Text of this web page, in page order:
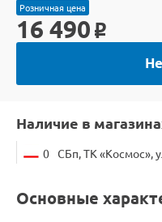
Розничная цена
16 490 o
Наличие в
0 СБп, ТК «Космос»,
Основные